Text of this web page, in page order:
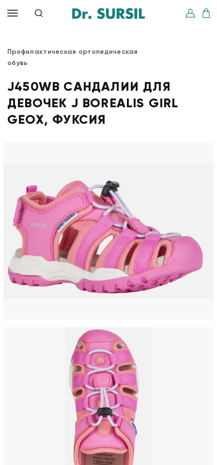
Профилактическая ортопедическая
обувь
J450WB САНДАЛИИ ДЛЯ
ДЕВОЧЕК J BOREALIS GIRL
GEOX, ФУКСИЯ